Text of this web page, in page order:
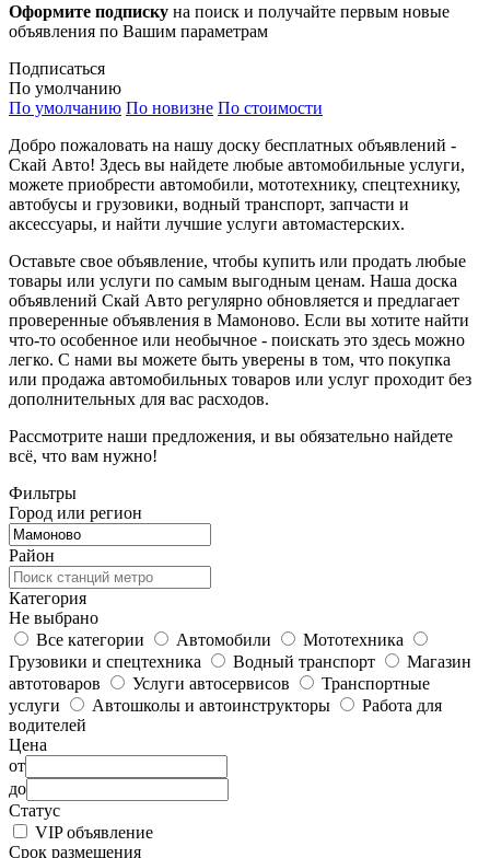
Оформите подписку на поиск и получайте первым новые
объявления по Вашим параметрам
Подписаться
По умолчанию
По умолчанию По новизне По стоимости
Добро пожаловать на нашу доску бесплатных объявлений -
Скай Авто! Здесь вы найдете любые автомобильные услуги,
можете приобрести автомобили, мототехнику, спецтехнику,
автобусы и грузовики, водный транспорт, запчасти и
аксессуары, и найти лучшие услуги автомастерских.
Оставьте свое объявление, чтобы купить или продать любые
товары или услуги по самым выгодным ценам. Наша доска
объявлений Скай Авто регулярно обновляется и предлагает
проверенные объявления в Мамоново. Если вы хотите найти
что-то особенное или необычное - поискать это здесь можно
легко. С нами вы можете быть уверены в том, что покупка
или продажа автомобильных товаров или услуг проходит без
дополнительных для вас расходов.
Рассмотрите наши предложения, и вы обязательно найдете
всё, что вам нужно!
Фильтры
Город или регион
Район
Категория
Не выбрано
Все категории
Автомобили
Мототехника
Грузовики и спецтехника
Водный транспорт
Магазин
автотоваров
Услуги автосервисов
Транспортные
услуги
Автошколы и автоинструкторы
Работа для
водителей
Цена
от
до
Статус
VIP объявление
Срок размещения